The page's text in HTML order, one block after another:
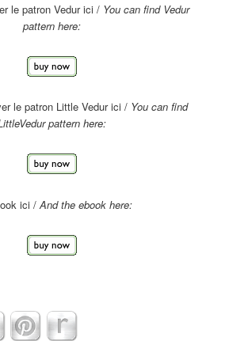
le patron Vedur ici / You can find Vedur
pattern here:
le patron Little Vedur ici / You can find
pattern here:
ici / And the ebook here: